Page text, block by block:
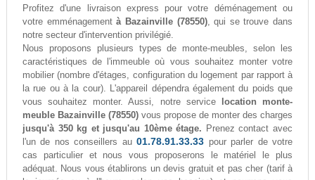
Profitez d'une livraison express pour votre déménagement ou
votre emménagementà Bazainville (78550), qui se trouve dans
notre secteur d'intervention privilégié.
Nous proposons plusieurs types de monte-meubles, selon les
caractéristiques de l'immeuble où vous souhaitez monter votre
mobilier (nombre d'étages, configuration du logement par rapport à
la rue ou à la cour). L'appareil dépendra également du poids que
vous souhaitez monter. Aussi, notre service
location monte-
meuble Bazainville (78550)vous propose de monter des charges
jusqu'à 350 kg et jusqu'au 10ème étage. Prenez contact avec
l'un de nos conseillers au01.78.91.33.33 pour parler de votre
cas particulier et nous vous proposerons le matériel le plus
adéquat. Nous vous établirons un devis gratuit et pas cher (tarif à